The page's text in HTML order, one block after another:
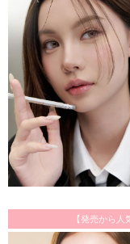
【発売から